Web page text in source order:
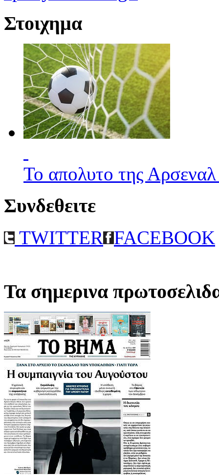
Στοιχημα
Το απολυτο της
Συνδεθειτε
TWITTER FACEBOOK
Τα σημερινα